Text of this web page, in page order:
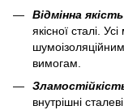
Відмінна якість
якісної сталі.
вимогам.
внутрішні